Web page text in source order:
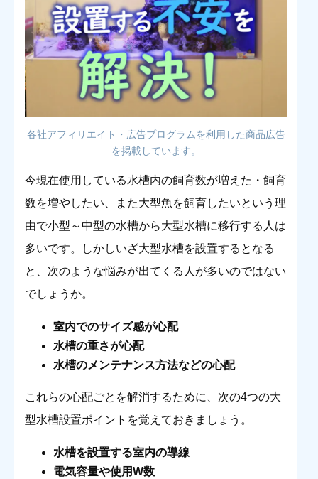
各社アフィリエイト・広告プログラムを利用した商品広告
を掲載しています。
今現在使用している水槽内の飼育数が増えた・飼育
数を増やしたい、また大型魚を飼育したいという理
由で小型～中型の水槽から大型水槽に移行する人は
多いです。しかしいざ大型水槽を設置するとなる
と、次のような悩みが出てくる人が多いのではない
でしょうか。
室内でのサイズ感が心配
水槽の重さが心配
水槽のメンテナンス方法などの心配
これらの心配ごとを解消するために、次の4つの大
型水槽設置ポイントを覚えておきましょう。
水槽を設置する室内の導線
電気容量や使用W数